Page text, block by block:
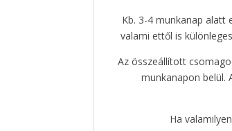
Kb. 3-4 munkanap alatt
valami ettől is
Az összeállított
munkanapon belül.
Ha